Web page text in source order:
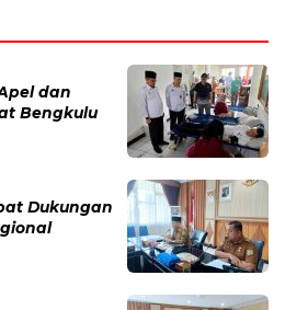
dan
Bengkulu
Dukungan